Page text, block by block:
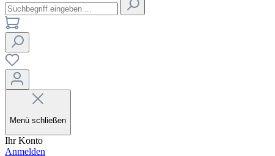
Menü schließen
Ihr Konto
Anmelden